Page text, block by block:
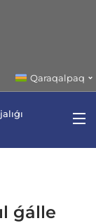
Qaraqalpaq
ǵálle